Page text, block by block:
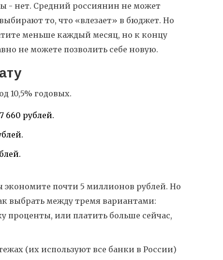
- нет. Средний россиянин не может
то, что «влезает» в бюджет. Но
меньше каждый месяц, но к концу
не можете позволить себе новую.
10,5% годовых.
660 рублей.
экономите почти 5 миллионов рублей. Но
выбрать между тремя вариантами:
проценты, или платить больше сейчас,
(их используют все банки в России)